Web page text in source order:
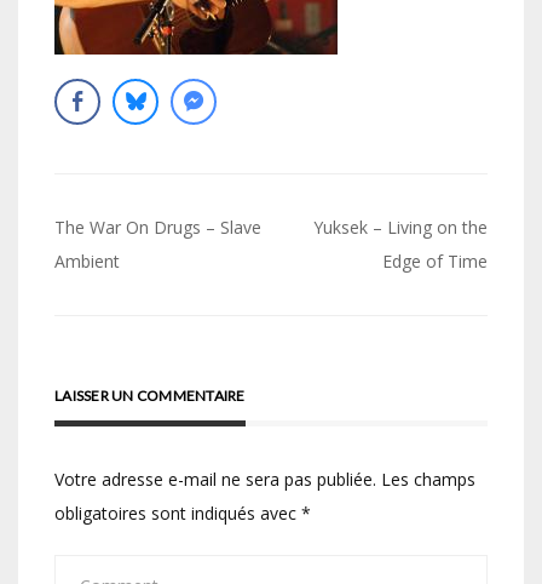
Navigation
de
The War On Drugs – Slave
Ambient
Yuksek – Living on the
Edge of Time
LAISSER UN COMMENTAIRE
Votre adresse e-mail ne sera pas publiée. Les champs
obligatoires sont indiqués avec *